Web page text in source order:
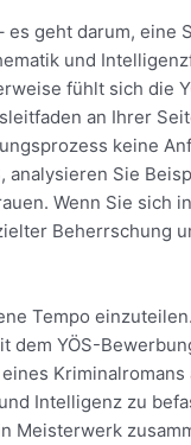
geht darum, eine
und
fühlt sich die
an Ihrer
keine
Sie
Wenn Sie sich
Beherrschung
Tempo
YÖS-
Kriminalromans
Intelligenz zu
Meisterwerk